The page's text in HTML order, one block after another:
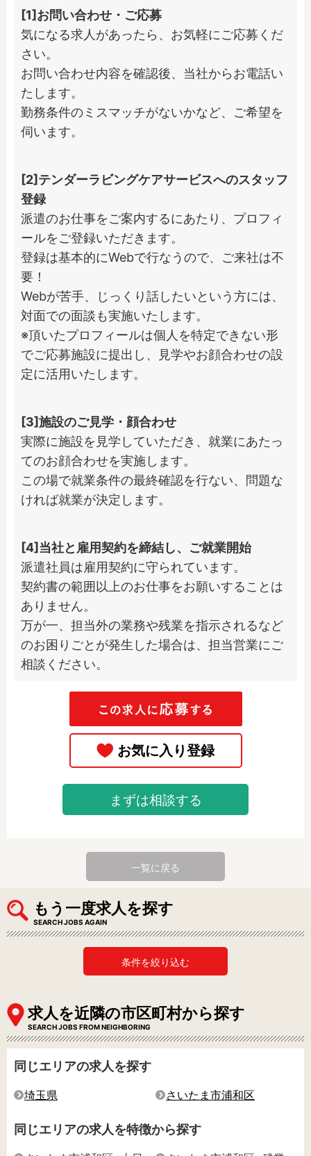
[1]お問い合わせ・ご応募
気になる求人があったら、お気軽にご応募くだ
さい。
お問い合わせ内容を確認後、当社からお電話い
たします。
勤務条件のミスマッチがないかなど、ご希望を
伺います。
[2]テンダーラビングケアサービスへのスタッフ
登録
派遣のお仕事をご案内するにあたり、プロフィ
ールをご登録いただきます。
登録は基本的にWebで行なうので、ご来社は不
要！
Webが苦手、じっくり話したいという方には、
対面での面談も実施いたします。
※頂いたプロフィールは個人を特定できない形
でご応募施設に提出し、見学やお顔合わせの設
定に活用いたします。
[3]施設のご見学・顔合わせ
実際に施設を見学していただき、就業にあたっ
てのお顔合わせを実施します。
この場で就業条件の最終確認を行ない、問題な
ければ就業が決定します。
[4]当社と雇用契約を締結し、ご就業開始
派遣社員は雇用契約に守られています。
契約書の範囲以上のお仕事をお願いすることは
ありません。
万が一、担当外の業務や残業を指示されるなど
のお困りごとが発生した場合は、担当営業にご
相談ください。
まずは相談する
一覧に戻る
もう一度求人を探す
SEARCH JOBS AGAIN
条件を絞り込む
求人を近隣の市区町村から探す
SEARCH JOBS FROM NEIGHBORING
同じエリアの求人を探す
埼玉県 さいたま市浦和区
同じエリアの求人を特徴から探す